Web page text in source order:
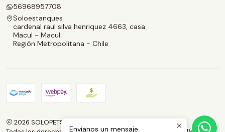
56968957708
Soloestanques
cardenal raul silva henriquez 4663, casa
Macul - Macul
Región Metropolitana - Chile
2026 SOLOPETS.CL.
Envíanos un mensaje